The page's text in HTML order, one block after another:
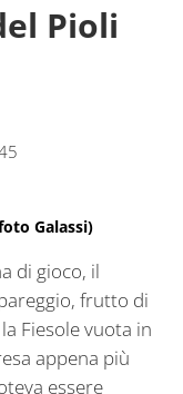
Pioli
Galassi)
di gioco, il
frutto di
Fiesole vuota in
appena più
essere